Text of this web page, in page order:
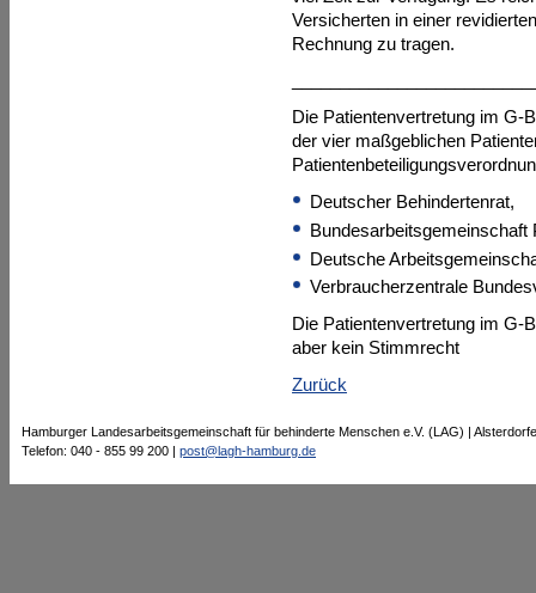
Versicherten in einer
Rechnung zu tragen.
Die Patientenvertretung im G-
der vier maßgeblichen
Deutscher Behindertenrat,
Bundesarbeitsgemeinschaft
Deutsche
Verbraucherzentrale
Die Patientenvertretung im G-
aber kein Stimmrecht
Zurück
Hamburger Landesarbeitsgemeinschaft für behinderte Menschen e.V. (LAG) |
Telefon: 040 - 855 99 200 | post@lagh-hamburg.de